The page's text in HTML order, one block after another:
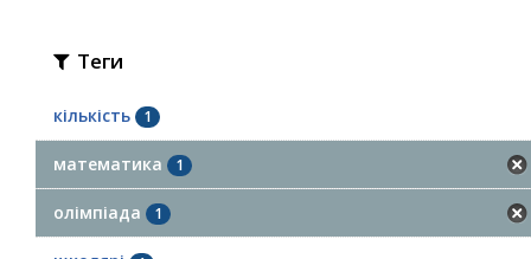
Теги
кількість 1
математика 1
олімпіада 1